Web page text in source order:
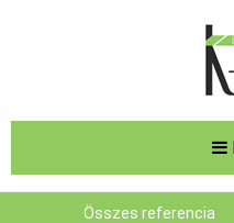
Összes referencia